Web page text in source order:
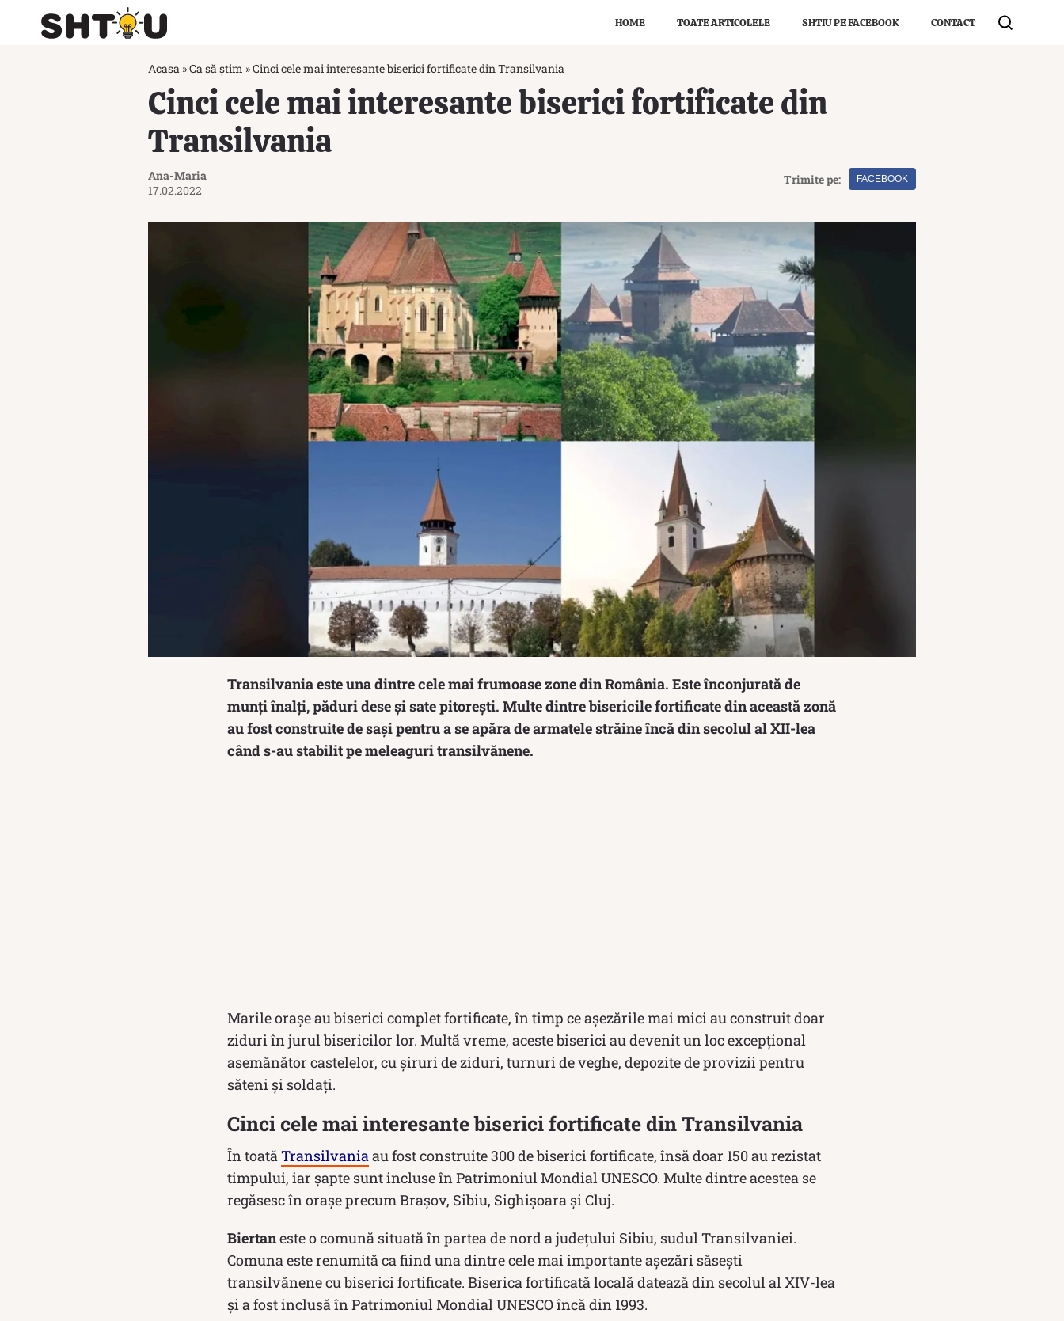
HOME TOATE ARTICOLELE SHTIU PE FACEBOOK CONTACT
Acasa »Ca să știm »Cinci cele mai interesante biserici fortificate din Transilvania
Cinci cele mai interesante biserici fortificate din
Transilvania
Ana-Maria
17.02.2022
Trimite pe: FACEBOOK
Transilvania este una dintre cele mai frumoase zone din România. Este înconjurată de
munți înalți, păduri dese și sate pitorești. Multe dintre bisericile fortificate din această zonă
au fost construite de sași pentru a se apăra de armatele străine încă din secolul al XII-lea
când s-au stabilit pe meleaguri transilvănene.
Marile orașe au biserici complet fortificate, în timp ce așezările mai mici au construit doar
ziduri în jurul bisericilor lor. Multă vreme, aceste biserici au devenit un loc excepțional
asemănător castelelor, cu șiruri de ziduri, turnuri de veghe, depozite de provizii pentru
săteni și soldați.
Cinci cele mai interesante biserici fortificate din Transilvania
În toată Transilvania au fost construite 300 de biserici fortificate, însă doar 150 au rezistat
timpului, iar șapte sunt incluse în Patrimoniul Mondial UNESCO. Multe dintre acestea se
regăsesc în orașe precum Brașov, Sibiu, Sighișoara și Cluj.
Biertaneste o comună situată în partea de nord a județului Sibiu, sudul Transilvaniei.
Comuna este renumită ca fiind una dintre cele mai importante așezări săsești
transilvănene cu biserici fortificate. Biserica fortificată locală datează din secolul al XIV-lea
și a fost inclusă în Patrimoniul Mondial UNESCO încă din 1993.